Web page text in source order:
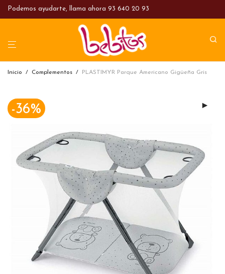
Podemos ayudarte, llama ahora 93 640 20 93
Inicio / Complementos / PLASTIMYR Parque Americano Gigüeña Gris
-36%